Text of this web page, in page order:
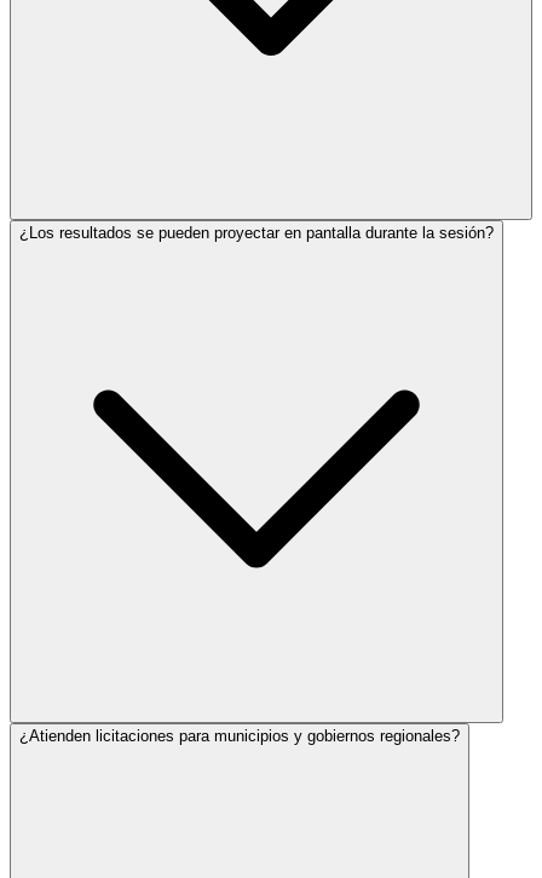
¿Los resultados se pueden proyectar en pantalla durante la sesión?
¿Atienden licitaciones para municipios y gobiernos regionales?